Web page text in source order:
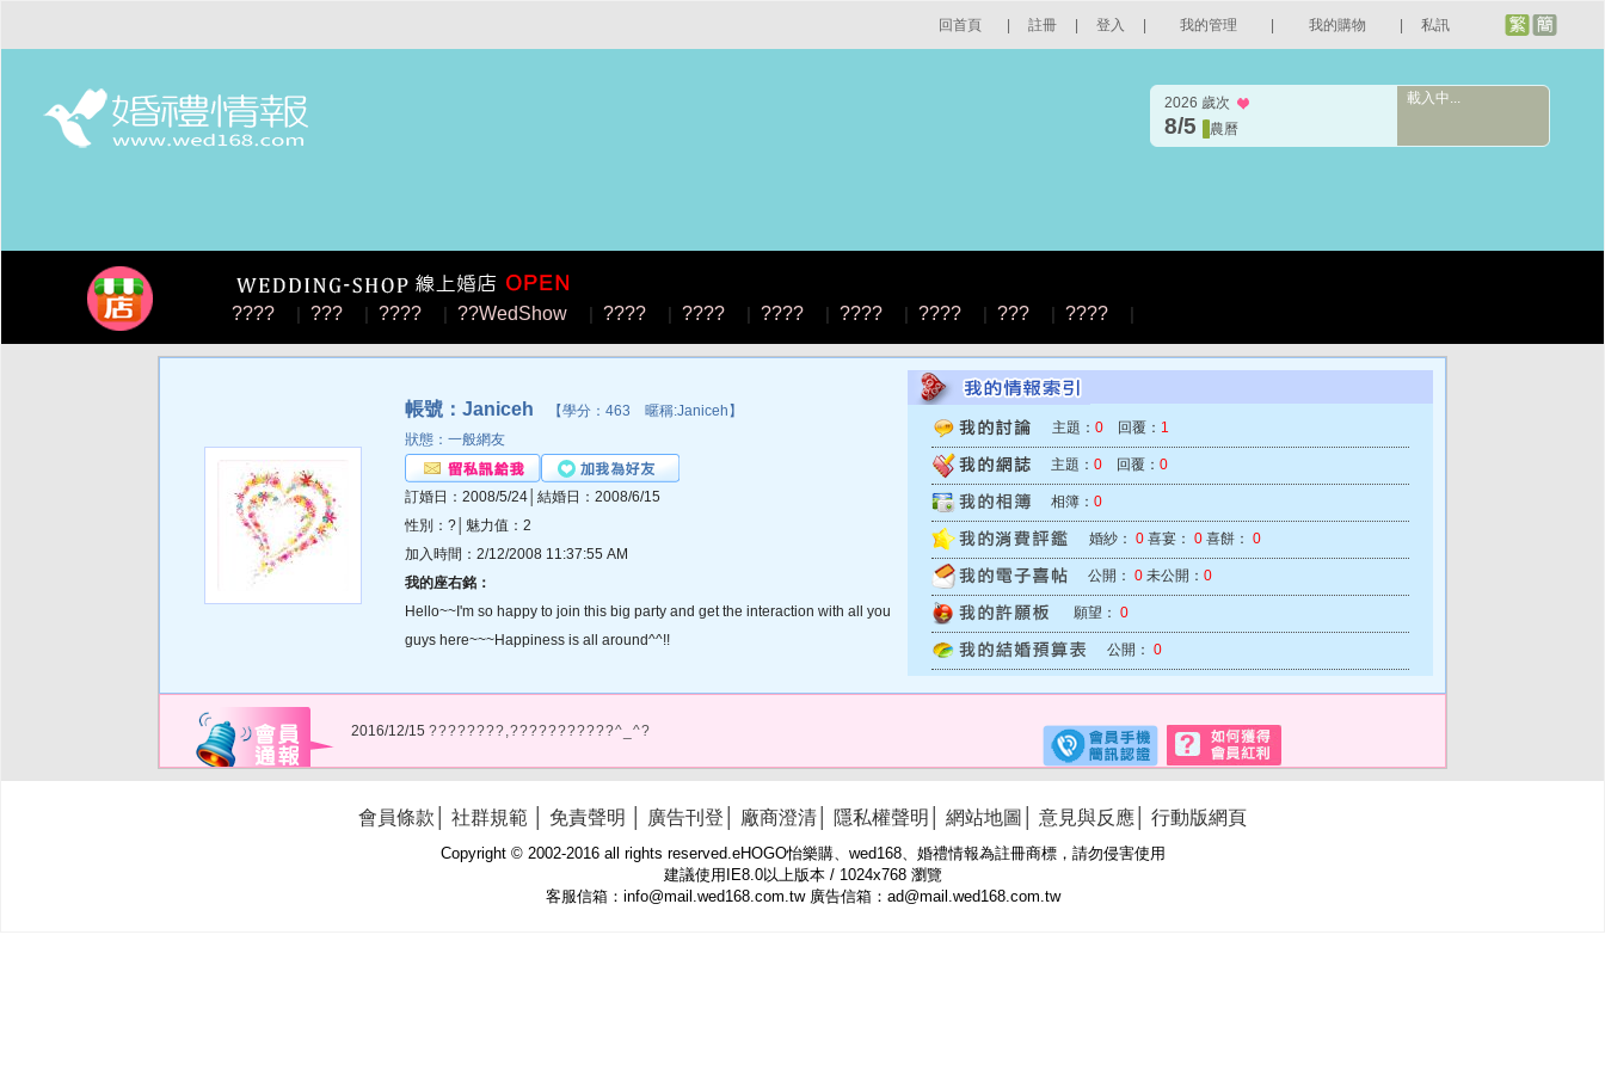
回首頁 註冊 登入 我的管理 我的購物 私訊
2026 歲次
8/5 農曆
載入中...
???? | ??? | ???? | ??WedShow | ???? | ???? | ???? | ???? | ???? | ??? | ???? |
帳號：Janiceh 【學分：463 暱稱:Janiceh】
狀態：一般網友
訂婚日：2008/5/24│結婚日：2008/6/15
性別：?│魅力值：2
加入時間：2/12/2008 11:37:55 AM
我的座右銘：
Hello~~I'm so happy to join this big party and get the interaction with all you
guys here~~~Happiness is all around^^!!
主題： 0 回覆： 1
主題： 0 回覆： 0
相簿： 0
婚紗： 0 喜宴： 0 喜餅： 0
公開： 0 未公開： 0
願望： 0
公開： 0
2016/12/15 ????????,???????????^_^?
會員條款 社群規範 免責聲明 廣告刊登 廠商澄清 隱私權聲明 網站地圖 意見與反應 行動版網頁
Copyright © 2002-2016 all rights reserved.eHOGO怡樂購、wed168、婚禮情報為註冊商標，請勿侵害使用
建議使用IE8.0以上版本 / 1024x768 瀏覽
客服信箱：info@mail.wed168.com.tw 廣告信箱：ad@mail.wed168.com.tw